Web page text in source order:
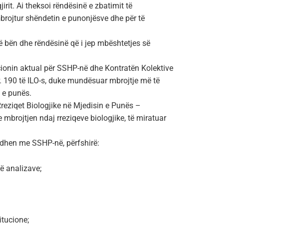
Ai theksoi rëndësinë e zbatimit të
shëndetin e punonjësve dhe për të
dhe rëndësinë që i jep mbështetjes së
aktual për SSHP-në dhe Kontratën Kolektive
të ILO-s, duke mundësuar mbrojtje më të
punës.
Biologjike në Mjedisin e Punës –
ndaj rreziqeve biologjike, të miratuar
me SSHP-në, përfshirë:
analizave;